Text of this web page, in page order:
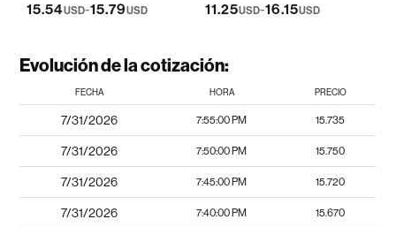
15.54USD-15.79USD 11.25USD-16.15USD
Evolución de la cotización:
FECHA HORA PRECIO
7/31/2026 7:55:00 PM 15.735
7/31/2026 7:50:00 PM 15.750
7/31/2026 7:45:00 PM 15.720
7/31/2026 7:40:00 PM 15.670